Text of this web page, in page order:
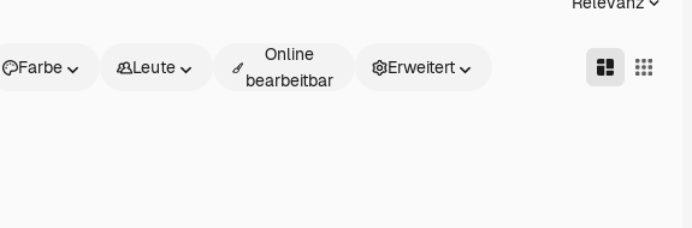
Farbe Leute
Online
bearbeitbar
Erweitert